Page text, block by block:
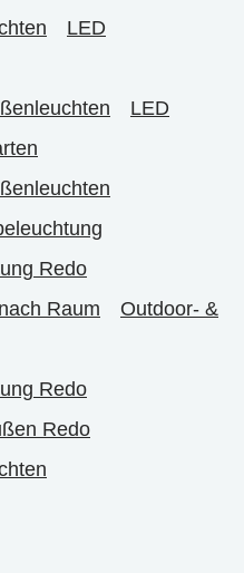
LED
LED
Redo
Raum
Outdoor- &
Redo
Redo